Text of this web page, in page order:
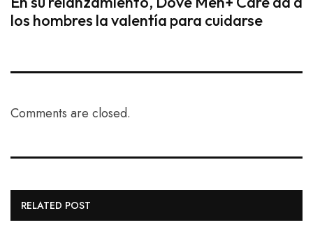
los hombres la valentía para cuidarse
Comments are closed.
RELATED POST